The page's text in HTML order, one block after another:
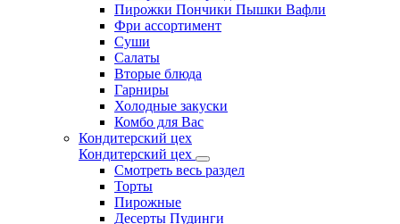
Пирожки Пончики Пышки Вафли
Фри ассортимент
Суши
Салаты
Вторые блюда
Гарниры
Холодные закуски
Комбо для Вас
Кондитерский цех
Кондитерский цех
Смотреть весь раздел
Торты
Пирожные
Десерты Пудинги